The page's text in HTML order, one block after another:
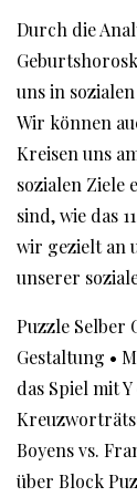
Durch die
uns in
Wir können
Kreisen uns
sozialen Ziele
sind, wie das
wir gezielt an
unserer
Puzzle Selber
Gestaltung •
das Spiel mit Y
Boyens vs.
über Block